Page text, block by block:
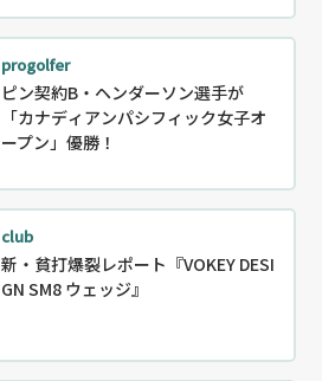
progolfer
ピン契約B・ヘンダーソン選手が
「カナディアンパシフィック女子オ
ープン」優勝！
club
新・貧打爆裂レポート『VOKEY DESI
GN SM8 ウェッジ』